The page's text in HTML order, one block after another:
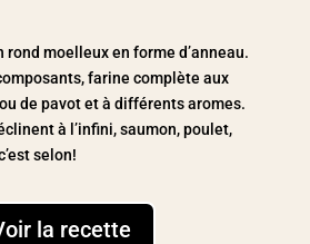
rond moelleux en forme d’anneau.
farine complète aux
de pavot et à différents aromes.
à l’infini, saumon, poulet,
selon!
la recette